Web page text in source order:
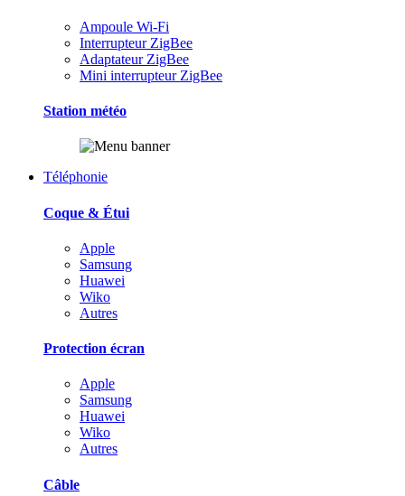
Ampoule Wi-Fi
Interrupteur ZigBee
Adaptateur ZigBee
Mini interrupteur ZigBee
Station météo
Téléphonie
Coque & Étui
Apple
Samsung
Huawei
Wiko
Autres
Protection écran
Apple
Samsung
Huawei
Wiko
Autres
Câble